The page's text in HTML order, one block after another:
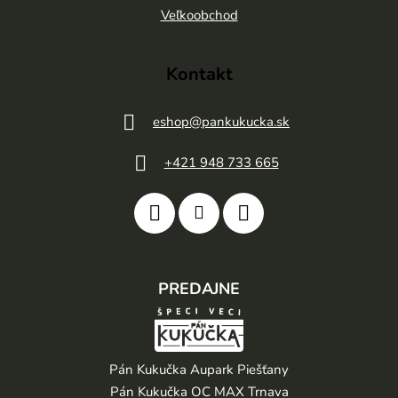
Veľkoobchod
Kontakt
eshop@pankukucka.sk
+421 948 733 665
PREDAJNE
Pán Kukučka Aupark Piešťany
Pán Kukučka OC MAX Trnava